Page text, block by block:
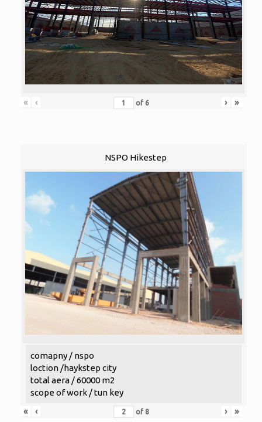
« ‹ of 6 › »
NSPO Hikestep
comapny / nspo
loction /haykstep city
total aera / 60000 m2
scope of work / tun key
«
‹ of 8 › »